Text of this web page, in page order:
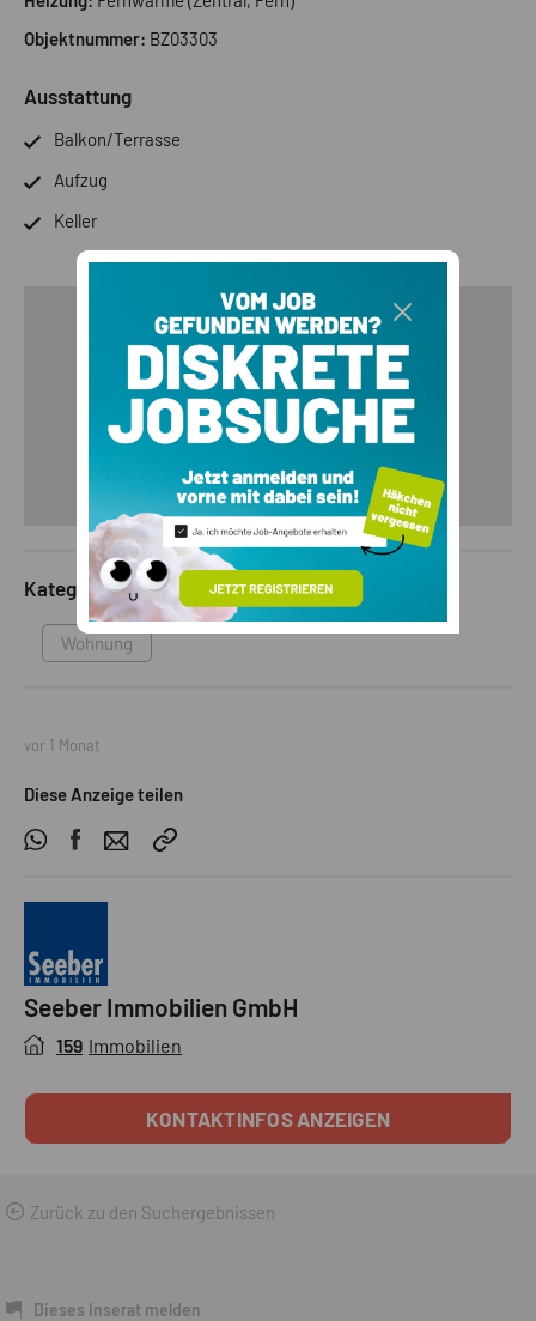
Objektnummer: BZ03303
Ausstattung
Balkon/Terrasse
Aufzug
Keller
Kategorie
Wohnung
vor 1 Monat
Diese Anzeige teilen
Seeber Immobilien GmbH
159 Immobilien
KONTAKTINFOS ANZEIGEN
Zurück zu den Suchergebnissen
Dieses Inserat melden